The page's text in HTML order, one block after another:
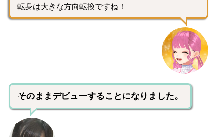
転身は大きな方向転換ですね！
そのままデビューすることになりました。